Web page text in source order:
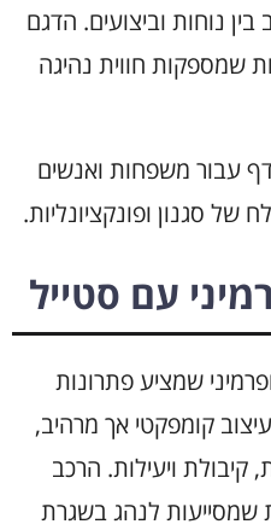
לשלב בין נוחות וביצועים. הדגם
שמספקות חווית נהיגה
עבור משפחות ואנשים
של סגנון ופונקציונליות.
סופרמיני שמציע פתרונות
קומפקטי אך מרהיב,
קיבולת ויעילות. הרכב
שמסייעות לנהג בשגרת